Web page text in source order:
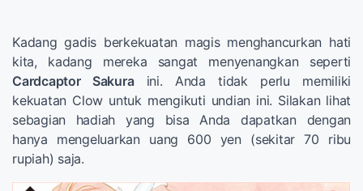
Kadang gadis berkekuatan magis menghancurkan hati
kita, kadang mereka sangat menyenangkan seperti
Cardcaptor Sakuraini. Anda tidak perlu memiliki
kekuatan Clow untuk mengikuti undian ini. Silakan lihat
sebagian hadiah yang bisa Anda dapatkan dengan
hanya mengeluarkan uang 600 yen (sekitar 70 ribu
rupiah) saja.